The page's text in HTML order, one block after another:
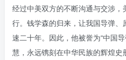
经过中美双方的不断沟通与交涉，
行。钱学森的归来，让我国导弹、
速二十年。因此，他被誉为“中国
慧，永远镌刻在中华民族的辉煌史